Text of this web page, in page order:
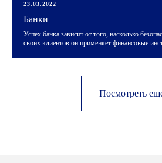
23.03.2022
Банки
Успех банка зависит от того, насколько
своих клиентов он применяет финансовые
Посмотреть